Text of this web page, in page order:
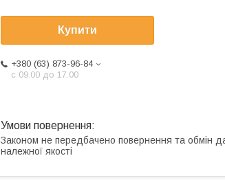
Купити
+380 (63) 873-96-84
с 09.00 до 17.00
Законом не передбачено повернення та обмін
належної якості